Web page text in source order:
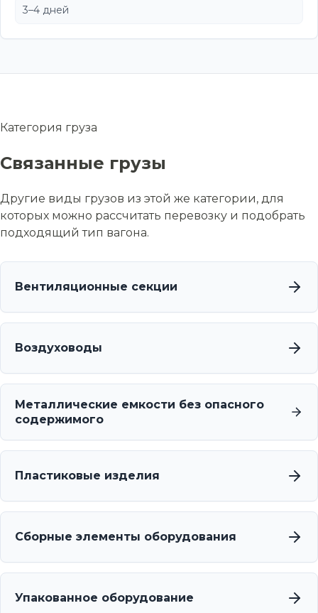
3–4 дней
Категория груза
Связанные грузы
Другие виды грузов из этой же категории, для
которых можно рассчитать перевозку и подобрать
подходящий тип вагона.
Вентиляционные секции
Воздуховоды
Металлические емкости без опасного
содержимого
Пластиковые изделия
Сборные элементы оборудования
Упакованное оборудование